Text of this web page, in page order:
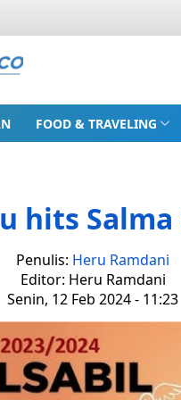
FOOD & TRAVELING
hits
Penulis: Heru Ramdani
Editor: Heru Ramdani
Senin, 12 Feb 2024 - 11:23